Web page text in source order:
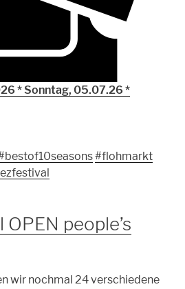
* Sonntag, 05.07.26 *
#flohmarkt
people’s
wir nochmal 24 verschiedene